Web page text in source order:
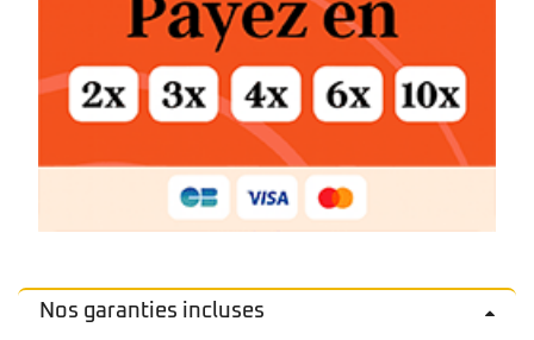
Nos garanties incluses